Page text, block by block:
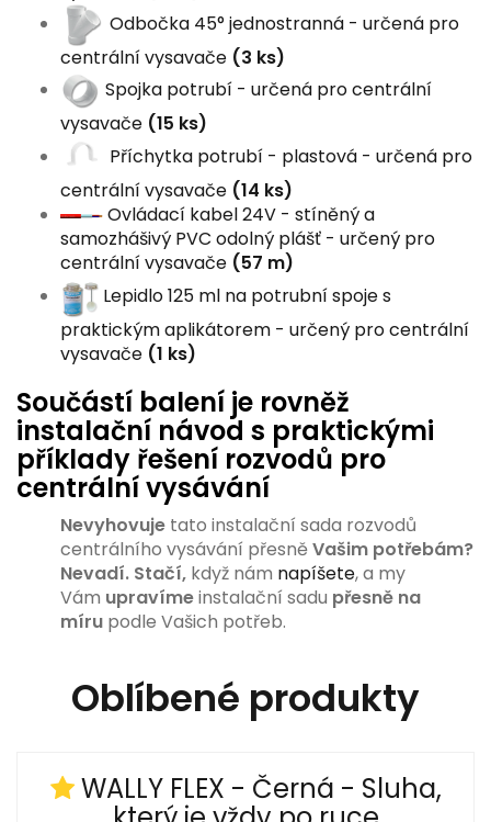
Odbočka 45° jednostranná - určená pro
centrální vysavače (3 ks)
Spojka potrubí - určená pro centrální
vysavače (15 ks)
Příchytka potrubí - plastová - určená pro
centrální vysavače (14 ks)
Ovládací kabel 24V - stíněný a
samozhášivý PVC odolný plášť - určený pro
centrální vysavače (57 m)
Lepidlo 125 ml na potrubní spoje s
praktickým aplikátorem - určený pro centrální
vysavače (1 ks)
Součástí balení je rovněž
instalační návod s praktickými
příklady řešení rozvodů pro
centrální vysávání
Nevyhovuje tato instalační sada rozvodů
centrálního vysávání přesněVašim potřebám?
Nevadí. Stačí, když nám napíšete, a my
Vám upravímeinstalační sadu přesně na
míru podle Vašich potřeb.
Oblíbené produkty
WALLY FLEX - Černá - Sluha,